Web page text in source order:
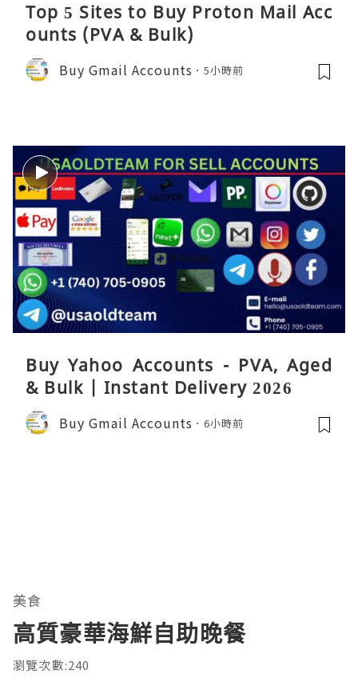
Top 5 Sites to Buy Proton Mail Acc
ounts (PVA & Bulk)
Buy Gmail Accounts 5小時前
Buy Yahoo Accounts - PVA, Aged
& Bulk | Instant Delivery 2026
Buy Gmail Accounts 6小時前
美食
高質豪華海鮮自助晚餐
瀏覽次數:240